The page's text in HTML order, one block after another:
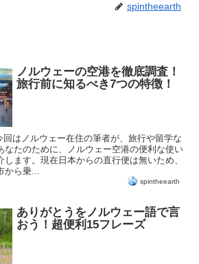
spintheearth
ノルウェーの空港を徹底調査！
旅行前に知るべき7つの特徴！
はノルウェー在住の筆者が、旅行や留学な
なたのために、ノルウェー空港の便利な使い
ます。現在日本からの直行便は無いため、
から乗...
spintheearth
ありがとうをノルウェー語で言
おう！超便利15フレーズ